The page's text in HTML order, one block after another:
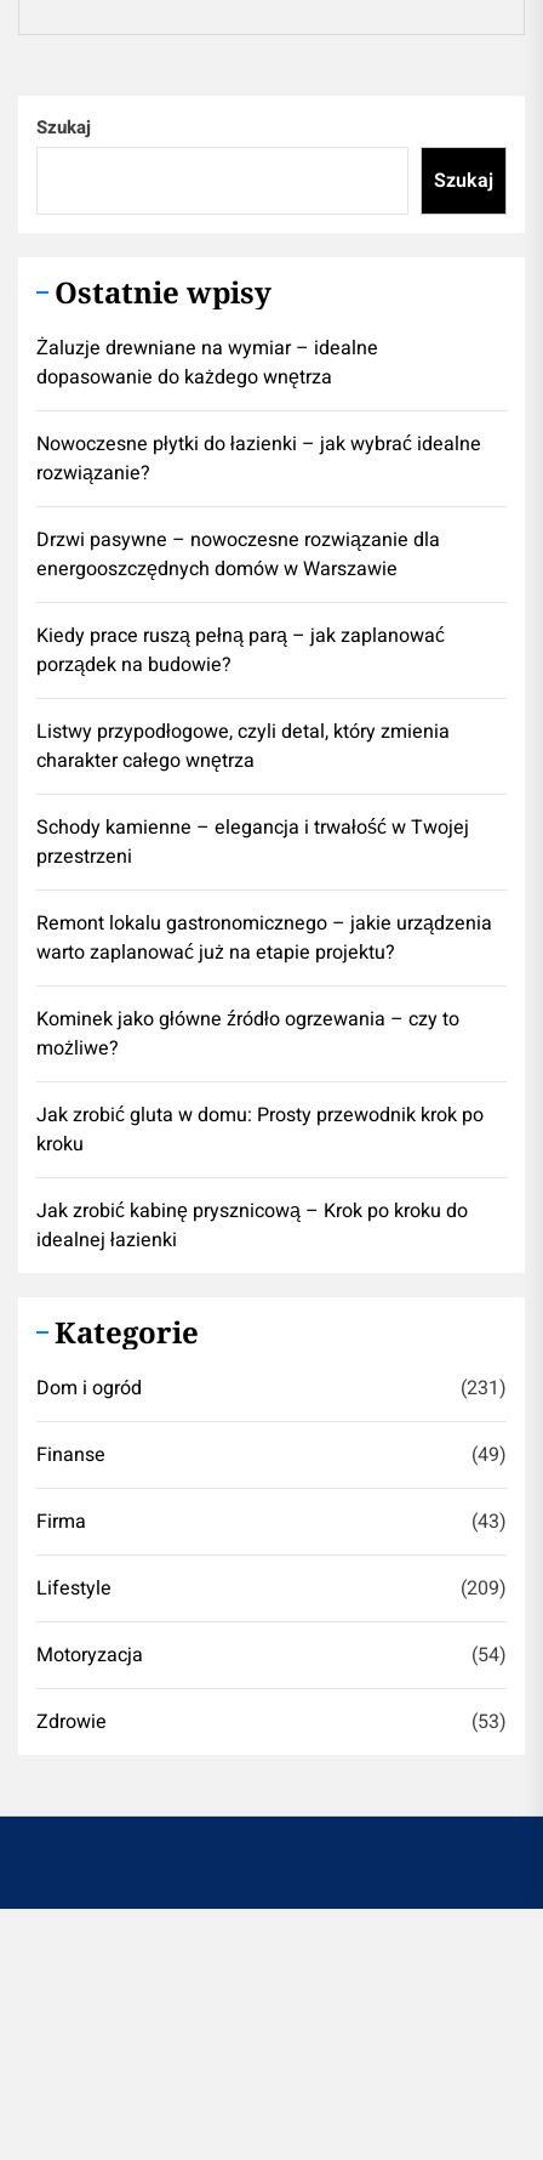
Szukaj
Szukaj
Ostatnie wpisy
Żaluzje drewniane na wymiar – idealne
dopasowanie do każdego wnętrza
Nowoczesne płytki do łazienki – jak wybrać idealne
rozwiązanie?
Drzwi pasywne – nowoczesne rozwiązanie dla
energooszczędnych domów w Warszawie
Kiedy prace ruszą pełną parą – jak zaplanować
porządek na budowie?
Listwy przypodłogowe, czyli detal, który zmienia
charakter całego wnętrza
Schody kamienne – elegancja i trwałość w Twojej
przestrzeni
​Remont lokalu gastronomicznego – jakie urządzenia
warto zaplanować już na etapie projektu?
Kominek jako główne źródło ogrzewania – czy to
możliwe?
Jak zrobić gluta w domu: Prosty przewodnik krok po
kroku
Jak zrobić kabinę prysznicową – Krok po kroku do
idealnej łazienki
Kategorie
Dom i ogród (231)
Finanse (49)
Firma (43)
Lifestyle (209)
Motoryzacja (54)
Zdrowie (53)